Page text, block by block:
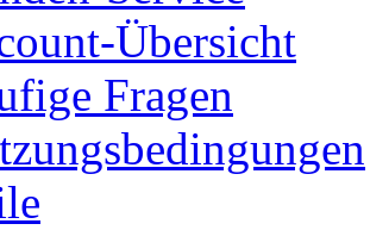
Übersicht
Fragen